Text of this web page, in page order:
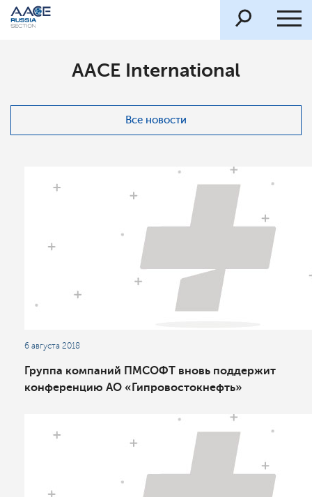
AACE International
Все новости
6 августа 2018
Группа компаний ПМСОФТ вновь поддержит
конференцию АО «Гипровостокнефть»